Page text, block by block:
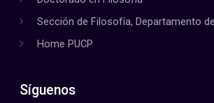
Sección de Filosofía, Departamento
Home PUCP
Síguenos